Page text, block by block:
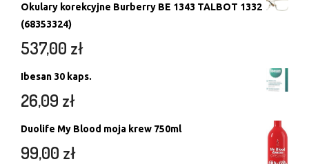
Okulary korekcyjne Burberry BE 1343 TALBOT 1332
(68353324)
537,00 zł
Ibesan 30 kaps.
26,09 zł
Duolife My Blood moja krew 750ml
99,00 zł